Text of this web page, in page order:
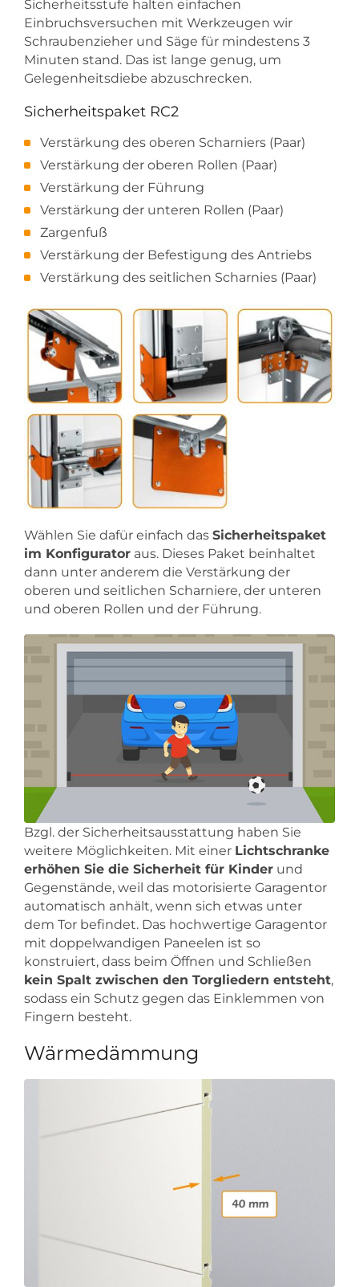
Sicherheitsstufe halten einfachen
Einbruchsversuchen mit Werkzeugen wir
Schraubenzieher und Säge für mindestens 3
Minuten stand. Das ist lange genug, um
Gelegenheitsdiebe abzuschrecken.
Sicherheitspaket RC2
Verstärkung des oberen Scharniers (Paar)
Verstärkung der oberen Rollen (Paar)
Verstärkung der Führung
Verstärkung der unteren Rollen (Paar)
Zargenfuß
Verstärkung der Befestigung des Antriebs
Verstärkung des seitlichen Scharnies (Paar)
Wählen Sie dafür einfach das Sicherheitspaket
im Konfigurator aus. Dieses Paket beinhaltet
dann unter anderem die Verstärkung der
oberen und seitlichen Scharniere, der unteren
und oberen Rollen und der Führung.
Bzgl. der Sicherheitsausstattung haben Sie
weitere Möglichkeiten. Mit einer Lichtschranke
erhöhen Sie die Sicherheit für Kinder und
Gegenstände, weil das motorisierte Garagentor
automatisch anhält, wenn sich etwas unter
dem Tor befindet. Das hochwertige Garagentor
mit doppelwandigen Paneelen ist so
konstruiert, dass beim Öffnen und Schließen
kein Spalt zwischen den Torgliedern entsteht,
sodass ein Schutz gegen das Einklemmen von
Fingern besteht.
Wärmedämmung